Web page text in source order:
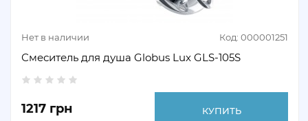
Нет в наличии Код: 000001251
Смеситель для душа Globus Lux GLS-105S
1217 грн КУПИТЬ